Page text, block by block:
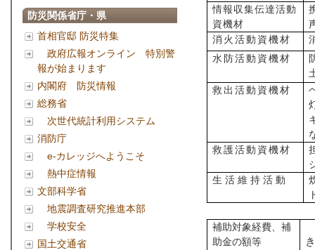
防災関係省庁・県
首相官邸 防災特集
政府広報オンライン 特別警
報が始まります
内閣府 防災情報
総務省
次世代統計利用システム
消防庁
e-カレッジへようこそ
熱中症情報
文部科学省
地震調査研究推進本部
学校安全
国土交通省
情報収集伝達活動
資機材
消火活動資機材
水防活動資機材
救出活動資機材
救護活動資機材
生活維持活動
補助対象経費、補
助金の額等